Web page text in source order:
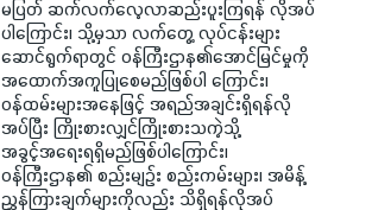
မပြတ် ဆက်လက်လေ့လာဆည်းပူးကြရန် လိုအပ်
ပါကြောင်း၊ သို့မှသာ လက်တွေ့ လုပ်ငန်းများ
ဆောင်ရွက်ရာတွင် ဝန်ကြီးဌာန၏အောင်မြင်မှုကို
အထောက်အကူပြုစေမည်ဖြစ်ပါ ကြောင်း၊
ဝန်ထမ်းများအနေဖြင့် အရည်အချင်းရှိရန်လို
အပ်ပြီး ကြိုးစားလျှင်ကြိုးစားသကဲ့သို့
အခွင့်အရေးရရှိမည်ဖြစ်ပါကြောင်း၊
ဝန်ကြီးဌာန၏ စည်းမျဉ်း စည်းကမ်းများ၊ အမိန့်
ညွှန်ကြားချက်များကိုလည်း သိရှိရန်လိုအပ်